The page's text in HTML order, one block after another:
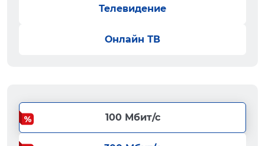
Телевидение
Онлайн ТВ
100 Мбит/с